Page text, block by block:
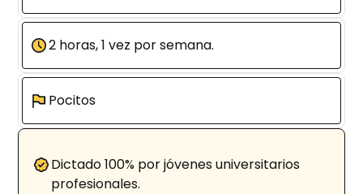
2 horas, 1 vez por semana.
Pocitos
Dictado 100% por jóvenes universitarios
profesionales.